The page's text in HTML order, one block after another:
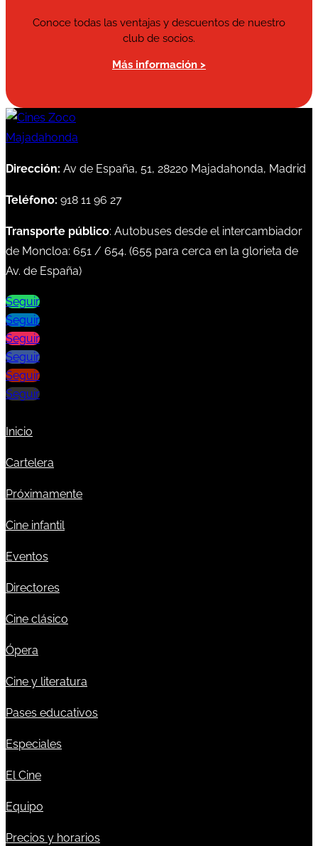
Conoce todas las ventajas y descuentos de nuestro
club de socios.
Más información >
Dirección: Av de España, 51, 28220 Majadahonda, Madrid
Teléfono: 918 11 96 27
Transporte público: Autobuses desde el intercambiador
de Moncloa: 651 / 654. (655 para cerca en la glorieta de
Av. de España)
Seguir
Seguir
Seguir
Seguir
Seguir
Seguir
Inicio
Cartelera
Próximamente
Cine infantil
Eventos
Directores
Cine clásico
Ópera
Cine y literatura
Pases educativos
Especiales
El Cine
Equipo
Precios y horarios